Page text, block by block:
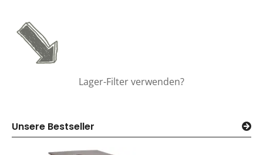
Lager-Filter verwenden?
Unsere Bestseller